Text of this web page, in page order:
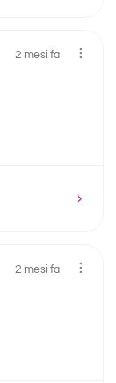
2 mesi fa
2 mesi fa